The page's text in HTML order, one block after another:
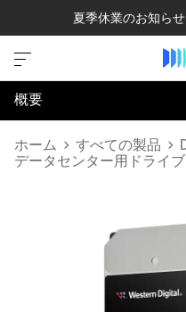
夏季休業のお知
概要
仕様
ホーム すべての製品
データセンター用ドライブ